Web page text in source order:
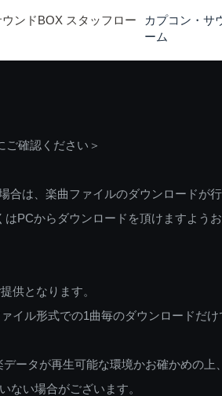
ンドBOX スタッフロー
カプコン・サ
ーム
確認ください＞
合は、楽曲ファイルのダウンロードが行
PCからダウンロードを頂けますようお
供となります。
イル形式での1曲毎のダウンロードだ
ータが再生可能な環境かお確かめの上
ない場合がございます。